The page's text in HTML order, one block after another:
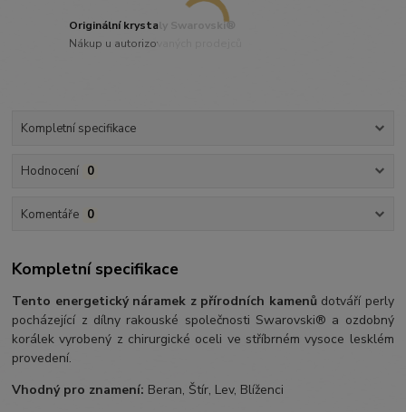
Originální krystaly Swarovski®
Nákup u autorizovaných prodejců
Kompletní specifikace
Hodnocení 0
Komentáře 0
Kompletní specifikace
Tento energetický náramek z přírodních kamenů dotváří perly
pocházející z dílny rakouské společnosti Swarovski® a ozdobný
korálek vyrobený z chirurgické oceli ve stříbrném vysoce lesklém
provedení.
Vhodný pro znamení: Beran, Štír, Lev, Blíženci